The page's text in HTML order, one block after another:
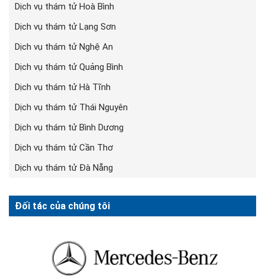
Dịch vụ thám tử Hoà Bình
Dịch vụ thám tử Lạng Sơn
Dịch vụ thám tử Nghệ An
Dịch vụ thám tử Quảng Bình
Dịch vụ thám tử Hà Tĩnh
Dịch vụ thám tử Thái Nguyên
Dịch vụ thám tử Bình Dương
Dịch vụ thám tử Cần Thơ
Dịch vụ thám tử Đà Nẵng
Đối tác của chúng tôi